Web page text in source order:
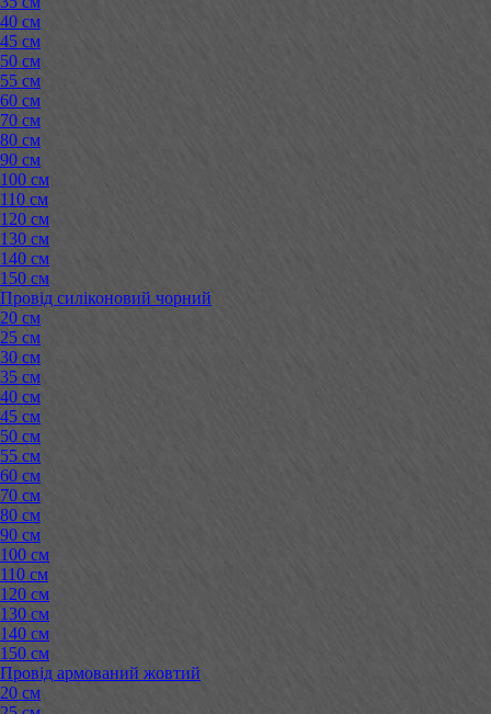
40 см
45 см
50 см
55 см
60 см
70 см
80 см
90 см
100 см
110 см
120 см
130 см
140 см
150 см
Провід силіконовий чорний
20 см
25 см
30 см
35 см
40 см
45 см
50 см
55 см
60 см
70 см
80 см
90 см
100 см
110 см
120 см
130 см
140 см
150 см
Провід армований жовтий
20 см